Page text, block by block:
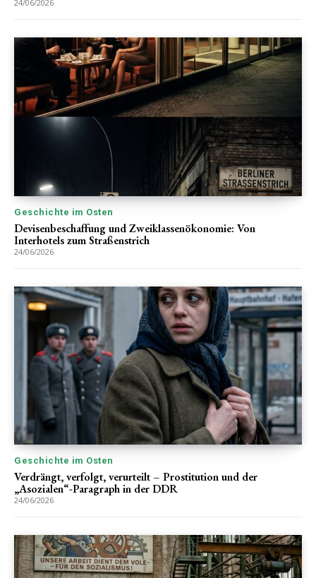
24/06/2026
Geschichte im Osten
Devisenbeschaffung und Zweiklassenökonomie: Von
Interhotels zum Straßenstrich
24/06/2026
Geschichte im Osten
Verdrängt, verfolgt, verurteilt – Prostitution und der
„Asozialen“-Paragraph in der DDR
24/06/2026